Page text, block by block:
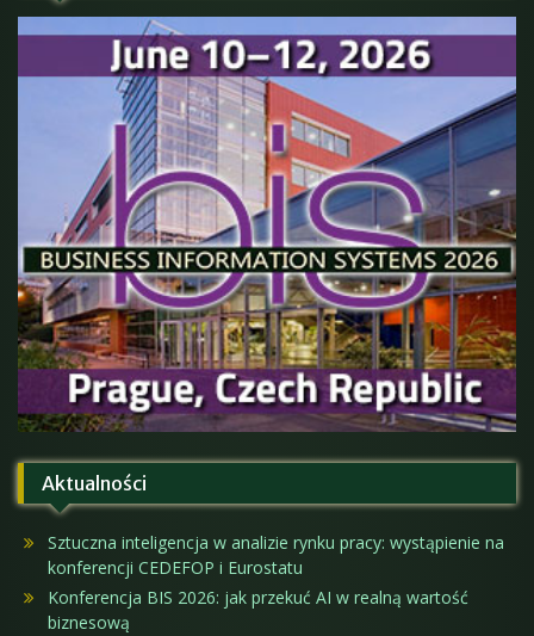
Aktualności
Sztuczna inteligencja w analizie rynku pracy: wystąpienie na
konferencji CEDEFOP i Eurostatu
Konferencja BIS 2026: jak przekuć AI w realną wartość
biznesową